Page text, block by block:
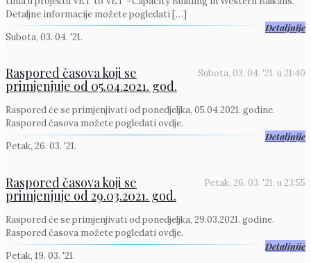
Detaljne informacije možete pogledati[…]
Detaljnije
Subota, 03. 04. '21.
Subota, 03. 04. '21. u 21:40
Raspored časova koji se
primjenjuje od 05.04.2021. god.
Raspored će se primjenjivati od ponedjeljka, 05.04.2021. godine.
Raspored časova možete pogledati ovdje.
Detaljnije
Petak, 26. 03. '21.
Petak, 26. 03. '21. u 23:55
Raspored časova koji se
primjenjuje od 29.03.2021. god.
Raspored će se primjenjivati od ponedjeljka, 29.03.2021. godine.
Raspored časova možete pogledati ovdje.
Detaljnije
Petak, 19. 03. '21.